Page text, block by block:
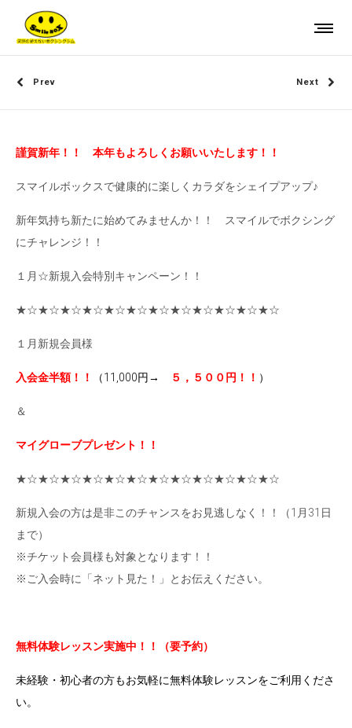
Prev Next
謹賀新年！！ 本年もよろしくお願いいたします！！
スマイルボックスで健康的に楽しくカラダをシェイプアップ♪
新年気持ち新たに始めてみませんか！！ スマイルでボクシング
にチャレンジ！！
１月☆新規入会特別キャンペーン！！
★☆★☆★☆★☆★☆★☆★☆★☆★☆★☆★☆★☆
１月新規会員様
入会金半額！！ （11,000円 → ５，５００円！！ ）
＆
マイグローブプレゼント！！
★☆★☆★☆★☆★☆★☆★☆★☆★☆★☆★☆★☆
新規入会の方は是非このチャンスをお見逃しなく！！（1月31日
まで）
※チケット会員様も対象となります！！
※ご入会時に「ネット見た！」とお伝えください。
無料体験レッスン実施中！！（要予約）
未経験・初心者の方もお気軽に無料体験レッスンをご利用くださ
い。